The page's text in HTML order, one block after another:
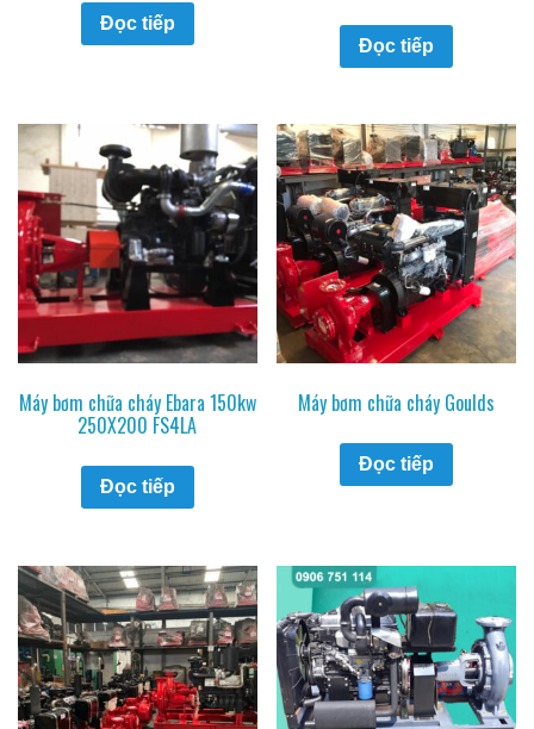
Đọc tiếp
Đọc tiếp
Máy bơm chữa cháy Ebara 150kw
250X200 FS4LA
Đọc tiếp
Máy bơm chữa cháy Goulds
Đọc tiếp